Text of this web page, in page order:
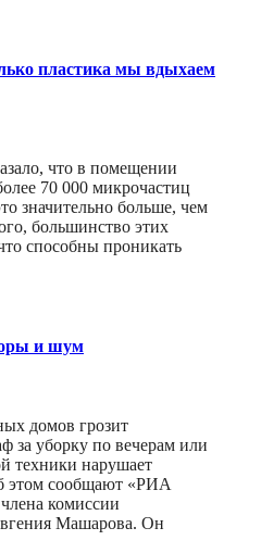
пластика мы вдыхаем
что в помещении
70 000 микрочастиц
значительно больше, чем
большинство этих
способны проникать
и шум
домов грозит
за уборку по вечерам или
техники нарушает
этом сообщают «РИА
комиссии
Машарова. Он